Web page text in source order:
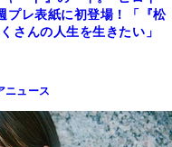
プレ表紙に初登場！「『松
さんの人生を生きたい」
ニュース